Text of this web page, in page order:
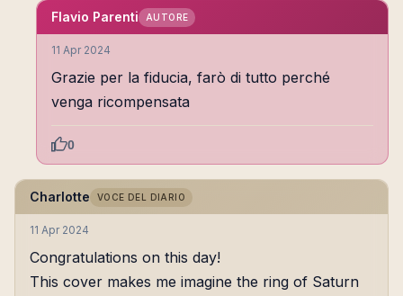
Flavio Parenti AUTORE
11 Apr 2024
Grazie per la fiducia, farò di tutto perché
venga ricompensata
0
Charlotte VOCE DEL DIARIO
11 Apr 2024
Congratulations on this day!
This cover makes me imagine the ring of Saturn